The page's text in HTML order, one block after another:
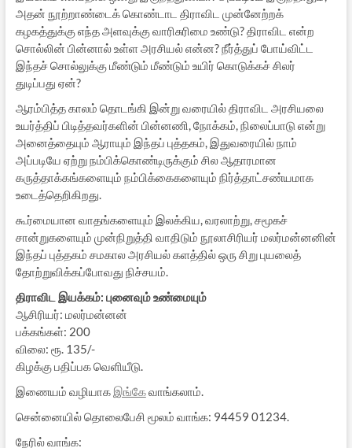
அதன் நூற்றாண்டைக் கொண்டாட திராவிட முன்னேற்றக்
கழகத்துக்கு எந்த அளவுக்கு வாரிசுரிமை உண்டு? திராவிட என்ற
சொல்லின் பின்னால் உள்ள அரசியல் என்ன? நீர்த்துப் போய்விட்ட
இந்தச் சொல்லுக்கு மீண்டும் மீண்டும் உயிர் கொடுக்கச் சிலர்
துடிப்பது ஏன்?
ஆரம்பித்த காலம் தொடங்கி இன்று வரையில் திராவிட அரசியலை
உயர்த்திப் பிடித்தவர்களின் பின்னணி, நோக்கம், நிலைப்பாடு என்று
அனைத்தையும் ஆராயும் இந்தப் புத்தகம், இதுவரையில் நாம்
அப்படியே ஏற்று நம்பிக்கொண்டிருக்கும் சில ஆதாரமான
கருத்தாக்கங்களையும் நம்பிக்கைகளையும் நிர்த்தாட்சண்யமாக
உடைத்தெறிகிறது.
கூர்மையான வாதங்களையும் இலக்கிய, வரலாற்று, சமூகச்
சான்றுகளையும் முன்நிறுத்தி வாதிடும் நூலாசிரியர் மலர்மன்னனின்
இந்தப் புத்தகம் சமகால அரசியல் களத்தில் ஒரு சிறு புயலைத்
தோற்றுவிக்கப்போவது நிச்சயம்.
திராவிட இயக்கம்: புனைவும் உண்மையும்
ஆசிரியர்: மலர்மன்னன்
பக்கங்கள்: 200
விலை: ரூ. 135/-
கிழக்கு பதிப்பக வெளியீடு.
இணையம் வழியாக இங்கேவாங்கலாம்.
சென்னையில் தொலைபேசி மூலம் வாங்க: 94459 01234.
நேரில் வாங்க: